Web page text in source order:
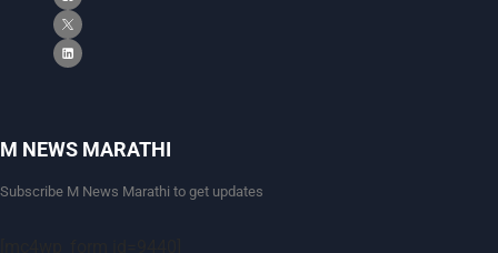
M NEWS MARATHI
Subscribe M News Marathi to get updates